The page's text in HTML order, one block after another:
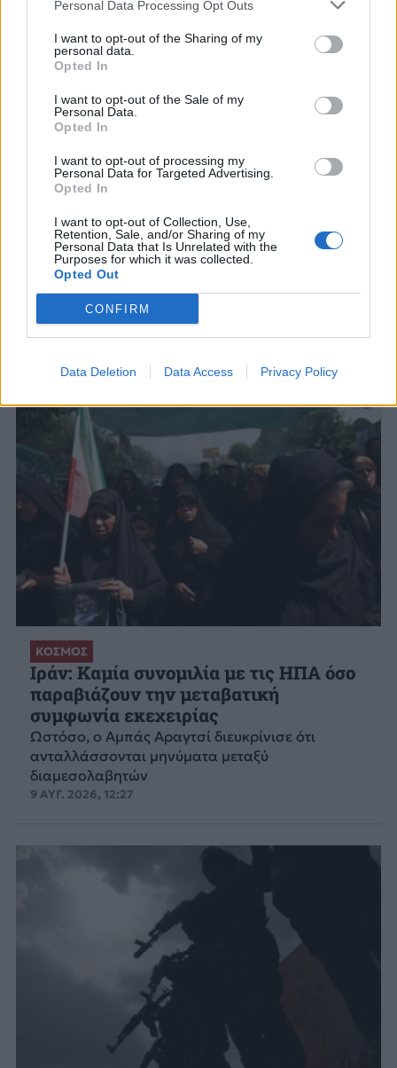
Personal Data Processing Opt Outs
I want to opt-out of the Sharing of my
personal data.
Opted In
I want to opt-out of the Sale of my
Personal Data.
Opted In
I want to opt-out of processing my
Personal Data for Targeted Advertising.
Opted In
I want to opt-out of Collection, Use,
Retention, Sale, and/or Sharing of my
Personal Data that Is Unrelated with the
Purposes for which it was collected.
Opted Out
CONFIRM
Data Deletion Data Access Privacy Policy
ΣΧΕΤΙΚΑ ΑΡΘΡΑ
ΚΟΣΜΟΣ
Ιράν: Καμία συνομιλία με τις ΗΠΑ όσο
παραβιάζουν την μεταβατική
συμφωνία εκεχειρίας
Ωστόσο, ο Αμπάς Αραγτσί διευκρίνισε ότι
ανταλλάσσονται μηνύματα μεταξύ
διαμεσολαβητών
9 ΑΥΓ. 2026, 12:27